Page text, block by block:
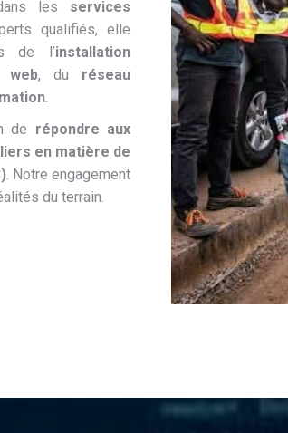
les services
qualifiés, elle
de l’installation
web, du réseau
.
de répondre aux
en matière de
. Notre engagement
du terrain.